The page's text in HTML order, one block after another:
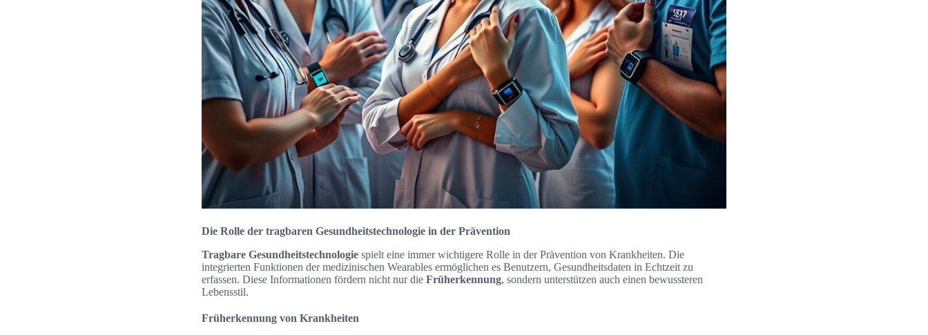
Die Rolle der tragbaren Gesundheitstechnologie in der Prävention
Tragbare Gesundheitstechnologie spielt eine immer wichtigere Rolle in der Prävention von Krankheiten. Die
integrierten Funktionen der medizinischen Wearables ermöglichen es Benutzern, Gesundheitsdaten in Echtzeit zu
erfassen. Diese Informationen fördern nicht nur die Früherkennung, sondern unterstützen auch einen bewussteren
Lebensstil.
Früherkennung von Krankheiten